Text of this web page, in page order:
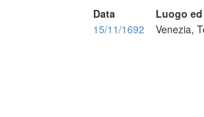
Data Luogo
15/11/1692
Venezia,